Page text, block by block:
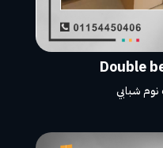
شبابي